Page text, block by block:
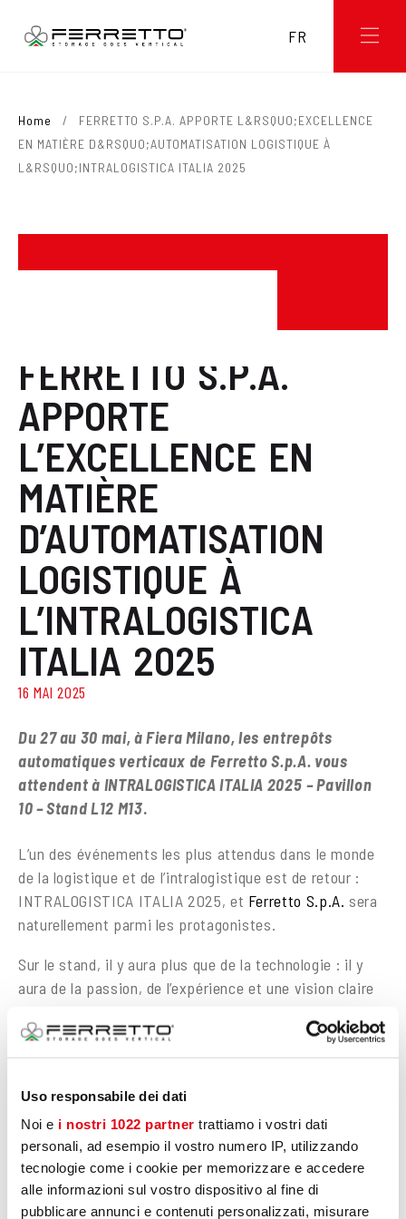
Uso responsabile dei dati
Noi e i nostri 1022 partner trattiamo i vostri dati
personali, ad esempio il vostro numero IP, utilizzando
tecnologie come i cookie per memorizzare e accedere
alle informazioni sul vostro dispositivo al fine di
pubblicare annunci e contenuti personalizzati, misurare
FR
Home /
FERRETTO S.P.A. APPORTE L&RSQUO;EXCELLENCE
EN MATIÈRE D&RSQUO;AUTOMATISATION LOGISTIQUE À
L&RSQUO;INTRALOGISTICA ITALIA 2025
FERRETTO S.P.A.
APPORTE
L’EXCELLENCE EN
MATIÈRE
D’AUTOMATISATION
LOGISTIQUE À
L’INTRALOGISTICA
ITALIA 2025
16 MAI 2025
Du 27 au 30 mai, à Fiera Milano, les entrepôts
automatiques verticaux de Ferretto S.p.A. vous
attendentà INTRALOGISTICA ITALIA 2025 – Pavillon
10 – Stand L12 M13.
L’un des événements les plus attendus dans le monde
de la logistique et de l’intralogistique est de retour :
INTRALOGISTICA ITALIA 2025, et Ferretto S.p.A. sera
naturellement parmi les protagonistes.
Sur le stand, il y aura plus que de la technologie : il y
aura de la passion, de l’expérience et une vision claire
environnement soigné dans les moindres détails, conçu
pour inspirer et engager. Ce sera l’occasion de
verticaux deVertimag.
Chaque système raconte l’histoire de près de 70 ans de
recherche, d’innovation et d’artisanat : il ne s’agit pas
de simples machines, mais de solutions conçues pour